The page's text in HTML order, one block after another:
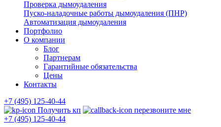
Проверка дымоудаления
Пуско-наладочные работы дымоудаления (ПНР)
Автоматизация дымоудаления
Портфолио
О компании
Блог
Партнерам
Гарантийные обязательства
Цены
Контакты
+7 (495) 125-40-44
Получить кп
перезвоните мне
+7 (495) 125-40-44